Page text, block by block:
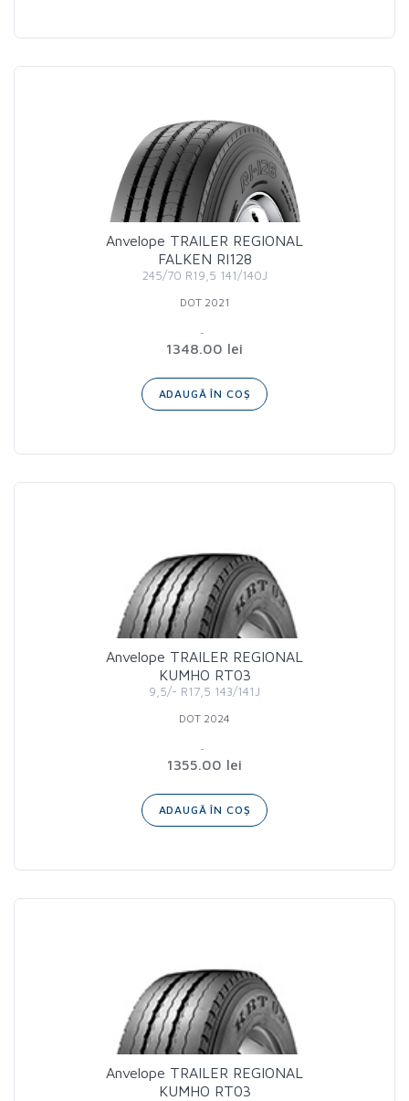
Anvelope TRAILER REGIONAL
FALKEN RI128
245/70 R19,5 141/140J
DOT 2021
1348.00 lei
ADAUGĂ ÎN COȘ
Anvelope TRAILER REGIONAL
KUMHO RT03
9,5/- R17,5 143/141J
DOT 2024
1355.00 lei
ADAUGĂ ÎN COȘ
Anvelope TRAILER REGIONAL
KUMHO RT03